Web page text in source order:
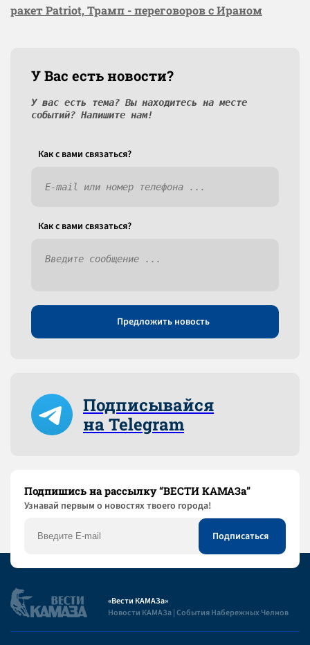
ракет Patriot, Трамп - переговоров с Ираном
У Вас есть новости?
У вас есть тема? Вы находитесь на месте
событий? Напишите нам!
Как c вами связаться?
Как c вами связаться?
Предложить новость
Подписывайся
на Telegram
Подпишись на рассылку “ВЕСТИ КАМАЗа”
Узнaвай первым о новостях твоего города!
«Вести КАМАЗа»
Новости КАМАЗа | События Набережных Челнов